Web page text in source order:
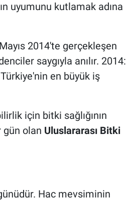
uyumunu kutlamak adına
2014'te gerçekleşen
saygıyla anılır. 2014:
en büyük iş
için bitki sağlığının
gün olan Uluslararası Bitki
Hac mevsiminin